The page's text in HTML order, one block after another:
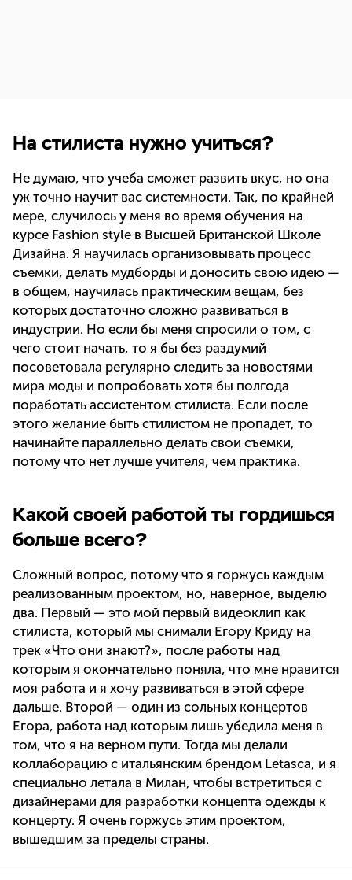
На стилиста нужно учиться?
Не думаю, что учеба сможет развить вкус, но она
уж точно научит вас системности. Так, по крайней
мере, случилось у меня во время обучения на
курсе Fashion style в Высшей Британской Школе
Дизайна. Я научилась организовывать процесс
съемки, делать мудборды и доносить свою идею —
в общем, научилась практическим вещам, без
которых достаточно сложно развиваться в
индустрии. Но если бы меня спросили о том, с
чего стоит начать, то я бы без раздумий
посоветовала регулярно следить за новостями
мира моды и попробовать хотя бы полгода
поработать ассистентом стилиста. Если после
этого желание быть стилистом не пропадет, то
начинайте параллельно делать свои съемки,
потому что нет лучше учителя, чем практика.
Какой своей работой ты гордишься
больше всего?
Сложный вопрос, потому что я горжусь каждым
реализованным проектом, но, наверное, выделю
два. Первый — это мой первый видеоклип как
стилиста, который мы снимали Егору Криду на
трек «Что они знают?», после работы над
которым я окончательно поняла, что мне нравится
моя работа и я хочу развиваться в этой сфере
дальше. Второй — один из сольных концертов
Егора, работа над которым лишь убедила меня в
том, что я на верном пути. Тогда мы делали
коллаборацию с итальянским брендом Letasca, и я
специально летала в Милан, чтобы встретиться с
дизайнерами для разработки концепта одежды к
концерту. Я очень горжусь этим проектом,
вышедшим за пределы страны.